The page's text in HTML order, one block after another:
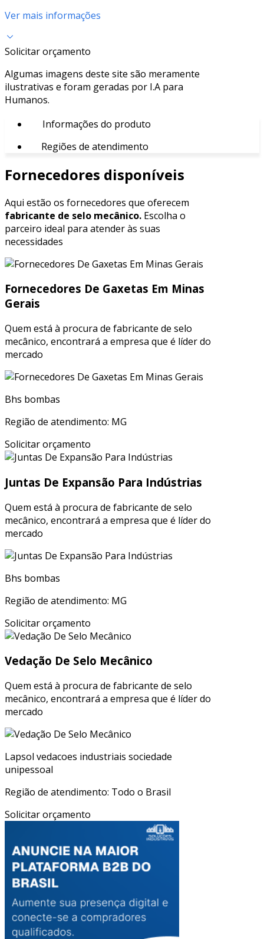
Ver mais informações
Solicitar orçamento
Algumas imagens deste site são meramente
ilustrativas e foram geradas por I.A para
Humanos.
Informações do produto
Regiões de atendimento
Fornecedores disponíveis
Aqui estão os fornecedores que oferecem
fabricante de selo mecânico. Escolha o
parceiro ideal para atender às suas
necessidades
Fornecedores De Gaxetas Em Minas
Gerais
Quem está à procura de fabricante de selo
mecânico, encontrará a empresa que é líder do
mercado
Bhs bombas
Região de atendimento: MG
Solicitar orçamento
Juntas De Expansão Para Indústrias
Quem está à procura de fabricante de selo
mecânico, encontrará a empresa que é líder do
mercado
Bhs bombas
Região de atendimento: MG
Solicitar orçamento
Vedação De Selo Mecânico
Quem está à procura de fabricante de selo
mecânico, encontrará a empresa que é líder do
mercado
Lapsol vedacoes industriais sociedade
unipessoal
Região de atendimento: Todo o Brasil
Solicitar orçamento